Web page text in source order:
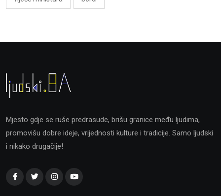
Mjesto gdje se ruše predrasude, brišu granice među ljudima,
promovišu dobre ideje, vrijednosti kulture i tradicije. Samo ljudski
i nikako drugačije!